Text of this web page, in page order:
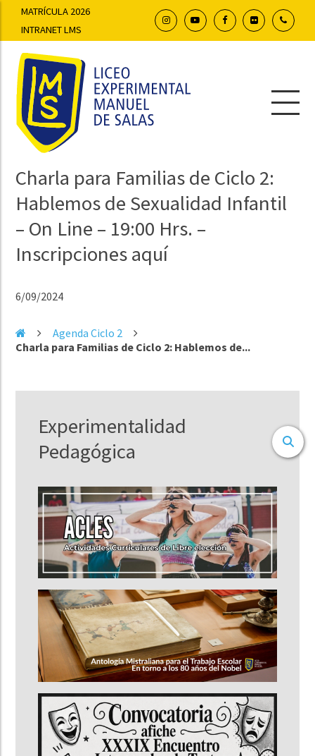
MATRÍCULA 2026
INTRANET LMS
Charla para Familias de Ciclo 2:
Hablemos de Sexualidad Infantil
– On Line – 19:00 Hrs. –
Inscripciones aquí
6/09/2024
Agenda Ciclo 2
Charla para Familias de Ciclo 2: Hablemos de...
Experimentalidad
Pedagógica